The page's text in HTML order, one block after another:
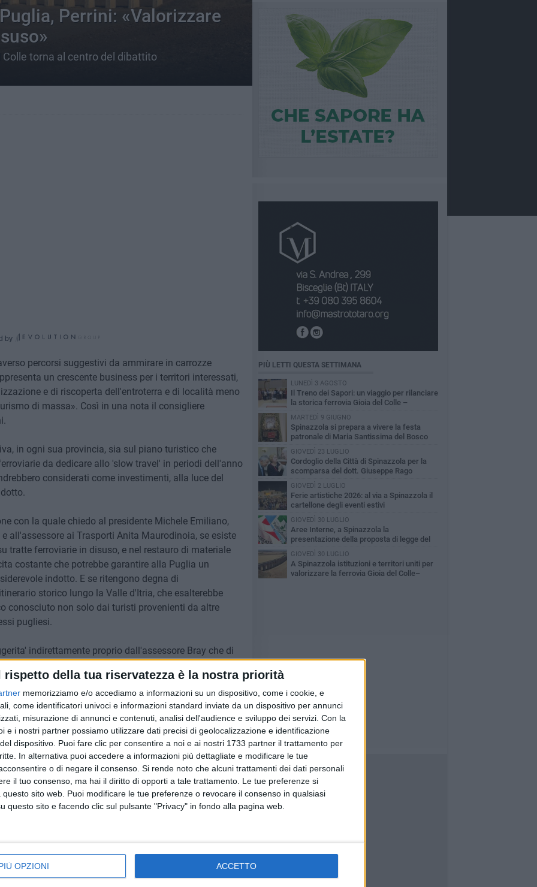
rispetto della tua riservatezza è la nostra priorità
memorizziamo e/o accediamo a informazioni su un dispositivo, come i cookie, e
come identificatori univoci e informazioni standard inviate da un dispositivo per annunci
misurazione di annunci e contenuti, analisi dell'audience e sviluppo dei servizi. Con la
e i nostri partner possiamo utilizzare dati precisi di geolocalizzazione e identificazione
dispositivo. Puoi fare clic per consentire a noi e ai nostri 1733 partner il trattamento per
In alternativa puoi accedere a informazioni più dettagliate e modificare le tue
o di negare il consenso. Si rende noto che alcuni trattamenti dei dati personali
il tuo consenso, ma hai il diritto di opporti a tale trattamento. Le tue preferenze si
sito web. Puoi modificare le tue preferenze o revocare il consenso in qualsiasi
questo sito e facendo clic sul pulsante "Privacy" in fondo alla pagina web.
OPZIONI ACCETTO
Perrini: «Valorizzare
torna al centro del dibattito
by
percorsi suggestivi da ammirare in carrozze
un crescente business per i territori interessati,
e di riscoperta dell'entroterra e di località meno
di massa». Così in una nota il consigliere
in ogni sua provincia, sia sul piano turistico che
da dedicare allo 'slow travel' in periodi dell'anno
considerati come investimenti, alla luce del
con la quale chiedo al presidente Michele Emiliano,
all'assessore ai Trasporti Anita Maurodinoia, se esiste
tratte ferroviarie in disuso, e nel restauro di materiale
costante che potrebbe garantire alla Puglia un
indotto. E se ritengono degna di
storico lungo la Valle d'Itria, che esalterebbe
conosciuto non solo dai turisti provenienti da altre
pugliesi.
indirettamente proprio dall'assessore Bray che di
il proprio parere favorevole alla riapertura
Gioia del Colle, in disuso da oltre 11 anni, una tratta
di Giustino Fortunato. Il restauro della linea è
spiegato l'Assessore, con un accordo di programma tra
della Cultura e del Turismo, e per questo è stato
Maurodinoia.
di Lecce è diventato da qualche anno un
per l'esposizione permanente di rotabili storici
'Salento Express' -, ma per l'organizzazione di iniziative
di adesioni sempre crescente. La tratta Taranto-
Valle d'Itria, reperibili tra il materiale in disuso delle
a manutenzione da parte dell'Associazione Ionico-
scorci incantevoli attraverso Locorotondo,
Noicattaro, Capurso, Ceglie Messapica, Cisternino,
jonico, infine, all'altezza della frazione di San
PIÙ LETTI QUESTA SETTIMANA
LUNEDÌ 3 AGOSTO
Il Treno dei Sapori: un viaggio per rilanciare
la storica ferrovia Gioia del Colle –
Rocchetta Sant’Antonio
MARTEDÌ 9 GIUGNO
Spinazzola si prepara a vivere la festa
patronale di Maria Santissima del Bosco
GIOVEDÌ 23 LUGLIO
Cordoglio della Città di Spinazzola per la
scomparsa del dott. Giuseppe Rago
GIOVEDÌ 2 LUGLIO
Ferie artistiche 2026: al via a Spinazzola il
cartellone degli eventi estivi
GIOVEDÌ 30 LUGLIO
Aree Interne, a Spinazzola la
presentazione della proposta di legge del
Partito Democratico
GIOVEDÌ 30 LUGLIO
A Spinazzola istituzioni e territori uniti per
valorizzare la ferrovia Gioia del Colle–